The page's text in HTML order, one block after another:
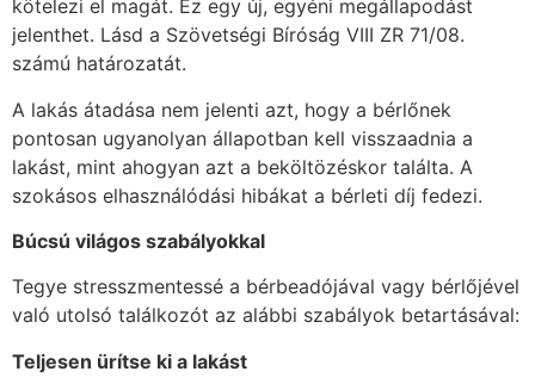
kötelezi el magát. Ez egy új, egyéni megállapodást
jelenthet. Lásd a Szövetségi Bíróság VIII ZR 71/08.
számú határozatát.
A lakás átadása nem jelenti azt, hogy a bérlőnek
pontosan ugyanolyan állapotban kell visszaadnia a
lakást, mint ahogyan azt a beköltözéskor találta. A
szokásos elhasználódási hibákat a bérleti díj fedezi.
Búcsú világos szabályokkal
Tegye stresszmentessé a bérbeadójával vagy bérlőjével
való utolsó találkozót az alábbi szabályok betartásával:
Teljesen ürítse ki a lakást